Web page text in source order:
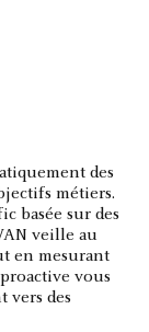
des
métiers.
basée sur des
veille au
en mesurant
vous
vers des